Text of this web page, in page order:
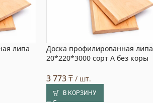
липа
Доска профилированная липа
20*220*3000 сорт А без коры
3 773₸/ шт.
В КОРЗИНУ